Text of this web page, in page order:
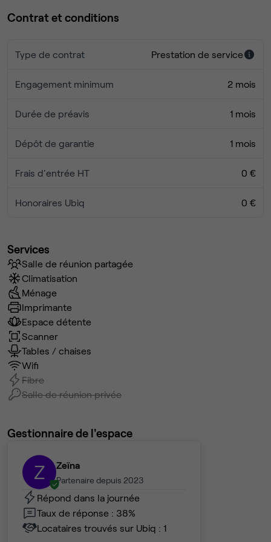
Restaurants et commerces à 10mn (Rueil 2000)
le bus 367 est également accessible à 2 min à pied, et une
Enfin, notre espace est à 5 minutes en voiture de l’A86
Contrat et conditions
Type de contrat Prestation de service
Engagement minimum 2 mois
Durée de préavis 1 mois
Dépôt de garantie 1 mois
Frais d'entrée HT 0 €
Honoraires Ubiq 0 €
Services
Salle de réunion partagée
Climatisation
Ménage
Imprimante
Espace détente
Scanner
Tables / chaises
Wifi
Fibre
Salle de réunion privée
Gestionnaire de l'espace
Z Zeïna
Partenaire depuis 2023
Répond dans la journée
Taux de réponse : 38%
Locataires trouvés sur Ubiq : 1